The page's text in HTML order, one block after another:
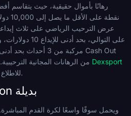
نقطة
على التوالي، بحد
من الرهانات المجانية مركز كرة القدم في Dexsport
للاطلاع على أسواق كأس العالم الحالية.
منصات مراهنات Tron بديلة